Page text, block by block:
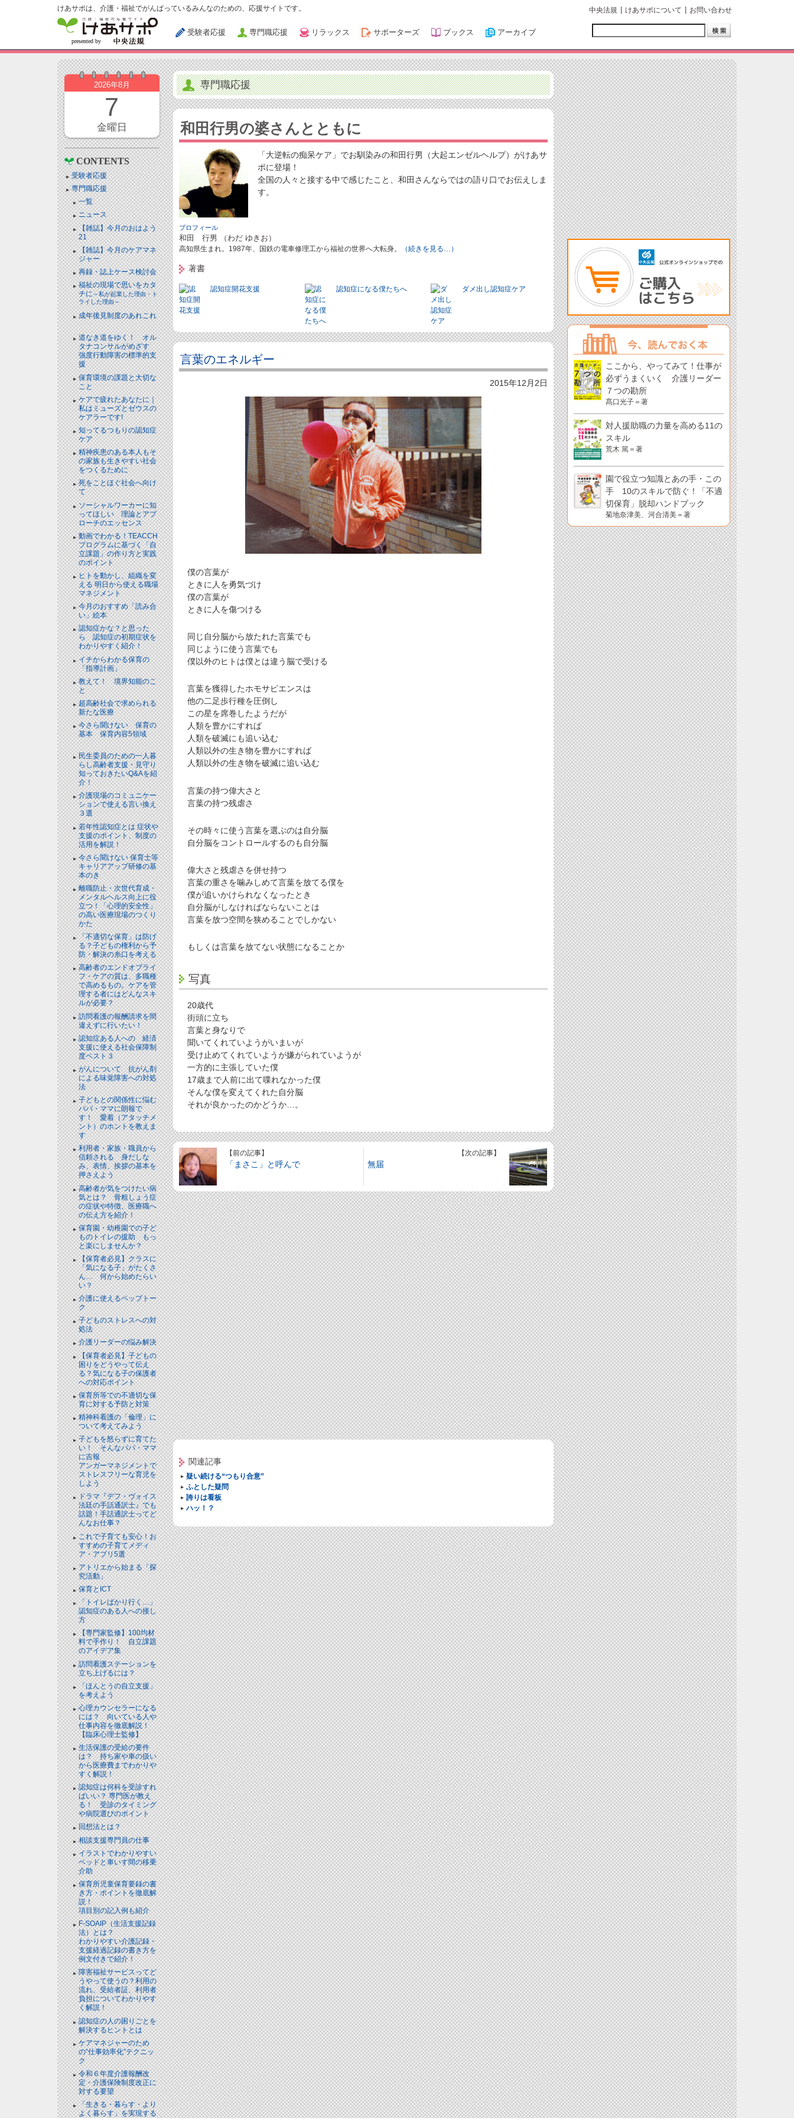
けあサポは、介護・福祉でがんばっているみんなのための、応援サイトです。
受験者応援 専門職応援 リラックス サポーターズ ブックス アーカイブ
中央法規 けあサポについて お問い合わせ
2026年8月
7
金曜日
CONTENTS
受験者応援
専門職応援
一覧
ニュース
【雑誌】今月のおはよう
21
【雑誌】今月のケアマネ
ジャー
再録・誌上ケース検討会
福祉の現場で思いをカタ
チに～私が起業した理由・ト
ライした理由～
成年後見制度のあれこれ
NEW!
道なき道をゆく！ オル
タナコンサルがめざす
強度行動障害の標準的支
援NEW!
保育環境の課題と大切な
ことNEW!
ケアで疲れたあなたに｜
私はミューズとゼウスの
ケアラーです!NEW!
知ってるつもりの認知症
ケアNEW!
精神疾患のある本人もそ
の家族も生きやすい社会
をつくるためにNEW!
死をことほぐ社会へ向け
てNEW!
ソーシャルワーカーに知
ってほしい 理論とアプ
ローチのエッセンスNEW!
動画でわかる！TEACCH
プログラムに基づく「自
立課題」の作り方と実践
のポイントNEW!
ヒトを動かし、組織を変
える 明日から使える職場
マネジメントNEW!
今月のおすすめ「読み合
い」絵本NEW!
認知症かな？と思った
ら 認知症の初期症状を
わかりやすく紹介！NEW!
イチからわかる保育の
「指導計画」NEW!
教えて！ 境界知能のこ
とNEW!
超高齢社会で求められる
新たな医療NEW!
今さら聞けない 保育の
基本 保育内容5領域
NEW!
民生委員のための一人暮
らし高齢者支援・見守り
知っておきたいQ&Aを紹
介！NEW!
介護現場のコミュニケー
ションで使える言い換え
３選NEW!
若年性認知症とは 症状や
支援のポイント、制度の
活用を解説！NEW!
今さら聞けない 保育士等
キャリアアップ研修の基
本のき
離職防止・次世代育成・
メンタルヘルス向上に役
立つ！「心理的安全性」
の高い医療現場のつくり
かた
「不適切な保育」は防げ
る？子どもの権利から予
防・解決の糸口を考える
高齢者のエンドオブライ
フ・ケアの質は、多職種
で高めるもの。ケアを管
理する者にはどんなスキ
ルが必要？
訪問看護の報酬請求を間
違えずに行いたい！
認知症ある人への 経済
支援に使える社会保障制
度ベスト３
がんについて 抗がん剤
による味覚障害への対処
法
子どもとの関係性に悩む
パパ・ママに朗報で
す！ 愛着（アタッチメ
ント）のホントを教えま
す
利用者・家族・職員から
信頼される 身だしな
み、表情、挨拶の基本を
押さえよう
高齢者が気をつけたい病
気とは？ 骨粗しょう症
の症状や特徴、医療職へ
の伝え方を紹介！
保育園・幼稚園での子ど
ものトイレの援助 もっ
と楽にしませんか？
【保育者必見】クラスに
「気になる子」がたくさ
ん… 何から始めたらい
い？
介護に使えるペップトー
ク
子どものストレスへの対
処法
介護リーダーの悩み解決
【保育者必見】子どもの
困りをどうやって伝え
る？気になる子の保護者
への対応ポイント
保育所等での不適切な保
育に対する予防と対策
精神科看護の「倫理」に
ついて考えてみよう
子どもを怒らずに育てた
い！ そんなパパ・ママ
に吉報
アンガーマネジメントで
ストレスフリーな育児を
しよう
ドラマ『デフ・ヴォイス
法廷の手話通訳士』でも
話題！手話通訳士ってど
んなお仕事？
これで子育ても安心！お
すすめの子育てメディ
ア・アプリ5選
アトリエから始まる「探
究活動」
保育とICT
「トイレばかり行く…」
認知症のある人への接し
方
【専門家監修】100均材
料で手作り！ 自立課題
のアイデア集
訪問看護ステーションを
立ち上げるには？
「ほんとうの自立支援」
を考えよう
心理カウンセラーになる
には？ 向いている人や
仕事内容を徹底解説！
【臨床心理士監修】
生活保護の受給の要件
は？ 持ち家や車の扱い
から医療費までわかりや
すく解説！
認知症は何科を受診すれ
ばいい？ 専門医が教え
る！ 受診のタイミング
や病院選びのポイント
回想法とは？
相談支援専門員の仕事
イラストでわかりやすい
ベッドと⾞いす間の移乗
介助
保育所児童保育要録の書
き方・ポイントを徹底解
説！
項目別の記入例も紹介
F-SOAIP（生活支援記録
法）とは？
わかりやすい介護記録・
支援経過記録の書き方を
例文付きで紹介！
障害福祉サービスってど
うやって使うの？利用の
流れ、受給者証、利用者
負担についてわかりやす
く解説！
認知症の人の困りごとを
解決するヒントとは
ケアマネジャーのため
の“仕事効率化”テクニッ
ク
令和６年度介護報酬改
定・介護保険制度改正に
対する要望
「生きる・暮らす・より
よく暮らす」を実現する
専門職応援
和田行男の婆さんとともに
「大逆転の痴呆ケア」でお馴染みの和田行男（大起エンゼルヘルプ）がけあサ
ポに登場！
全国の人々と接する中で感じたこと、和田さんならではの語り口でお伝えしま
す。
プロフィール
和田 行男 （わだ ゆきお）
高知県生まれ。1987年、国鉄の電車修理工から福祉の世界へ大転身。 （続きを見る…）
著書
認知症開花支援 認知症になる僕たちへ ダメ出し認知症ケア
言葉のエネルギー
2015年12月2日
僕の言葉が
ときに人を勇気づけ
僕の言葉が
ときに人を傷つける
同じ自分脳から放たれた言葉でも
同じように使う言葉でも
僕以外のヒトは僕とは違う脳で受ける
言葉を獲得したホモサピエンスは
他の二足歩行種を圧倒し
この星を席巻したようだが
人類を豊かにすれば
人類を破滅にも追い込む
人類以外の生き物を豊かにすれば
人類以外の生き物を破滅に追い込む
言葉の持つ偉大さと
言葉の持つ残虐さ
その時々に使う言葉を選ぶのは自分脳
自分脳をコントロールするのも自分脳
偉大さと残虐さを併せ持つ
言葉の重さを噛みしめて言葉を放てる僕を
僕が追いかけられなくなったとき
自分脳がしなければならないことは
言葉を放つ空間を狭めることでしかない
もしくは言葉を放てない状態になることか
写真
20歳代
街頭に立ち
言葉と身なりで
聞いてくれていようがいまいが
受け止めてくれていようが嫌がられていようが
一方的に主張していた僕
17歳まで人前に出て喋れなかった僕
そんな僕を変えてくれた自分脳
それが良かったのかどうか…。
【前の記事】
「まさこ」と呼んで
【次の記事】
無届
関連記事
疑い続ける“つもり合意”
ふとした疑問
誇りは看板
ハッ！？
ここから、やってみて！仕事が
必ずうまくいく 介護リーダー
７つの勘所
髙口光子＝著
対人援助職の力量を高める11の
スキル
荒木 篤＝著
園で役立つ知識とあの手・この
手 10のスキルで防ぐ！「不適
切保育」脱却ハンドブック
菊地奈津美、河合清美＝著